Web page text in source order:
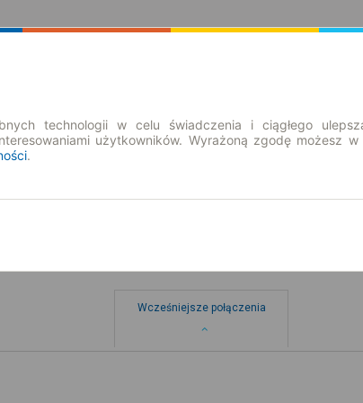
Wcześniejsze połączenia
technologii w celu świadczenia i ciągłego
użytkowników. Wyrażoną zgodę możesz
.